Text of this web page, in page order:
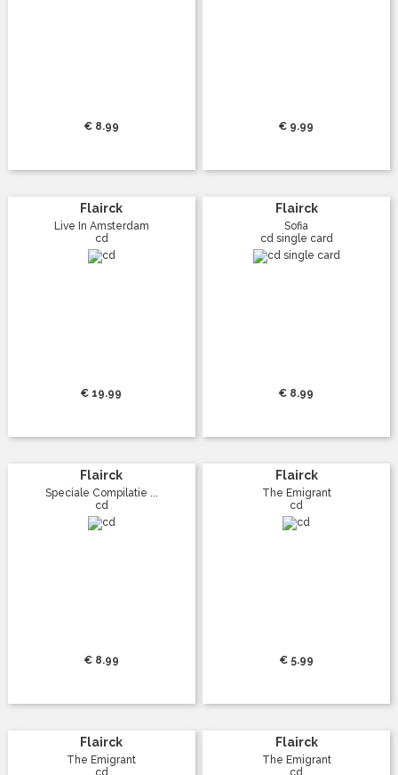
€ 8.99 € 9.99
Flairck
Live In Amsterdam
cd
€ 19.99
Flairck
Sofia
cd single card
€ 8.99
Flairck
Speciale Compilatie ...
cd
€ 8.99
Flairck
The Emigrant
cd
€ 5.99
Flairck
The Emigrant
cd
Flairck
The Emigrant
cd